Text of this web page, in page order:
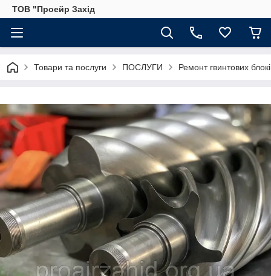
ТОВ "Проейр Захід
Товари та послуги ПОСЛУГИ Ремонт гвинтових